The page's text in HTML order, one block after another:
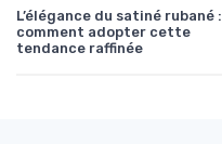
L’élégance du satiné rubané :
comment adopter cette
tendance raffinée